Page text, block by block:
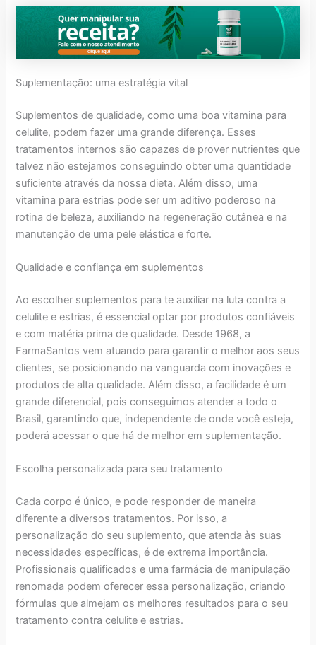
Suplementação: uma estratégia vital
Suplementos de qualidade, como uma boa vitamina para
celulite, podem fazer uma grande diferença. Esses
tratamentos internos são capazes de prover nutrientes que
talvez não estejamos conseguindo obter uma quantidade
suficiente através da nossa dieta. Além disso, uma
vitamina para estrias pode ser um aditivo poderoso na
rotina de beleza, auxiliando na regeneração cutânea e na
manutenção de uma pele elástica e forte.
Qualidade e confiança em suplementos
Ao escolher suplementos para te auxiliar na luta contra a
celulite e estrias, é essencial optar por produtos confiáveis
e com matéria prima de qualidade. Desde 1968, a
FarmaSantos vem atuando para garantir o melhor aos seus
clientes, se posicionando na vanguarda com inovações e
produtos de alta qualidade. Além disso, a facilidade é um
grande diferencial, pois conseguimos atender a todo o
Brasil, garantindo que, independente de onde você esteja,
poderá acessar o que há de melhor em suplementação.
Escolha personalizada para seu tratamento
Cada corpo é único, e pode responder de maneira
diferente a diversos tratamentos. Por isso, a
personalização do seu suplemento, que atenda às suas
necessidades específicas, é de extrema importância.
Profissionais qualificados e uma farmácia de manipulação
renomada podem oferecer essa personalização, criando
fórmulas que almejam os melhores resultados para o seu
tratamento contra celulite e estrias.